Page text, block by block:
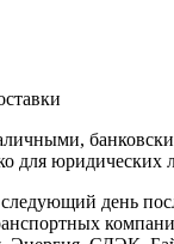
для юридических
день